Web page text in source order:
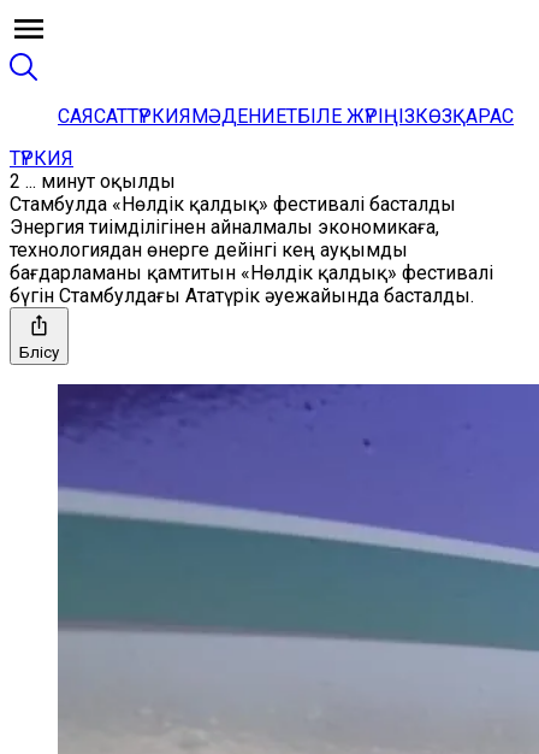
САЯСАТТҮРКИЯМӘДЕНИЕТБІЛЕ ЖҮРІҢІЗКӨЗҚАРАС
ТҮРКИЯ
2 ... минут оқылды
Стамбулда «Нөлдік қалдық» фестивалі басталды
Энергия тиімділігінен айналмалы экономикаға,
технологиядан өнерге дейінгі кең ауқымды
бағдарламаны қамтитын «Нөлдік қалдық» фестивалі
бүгін Стамбулдағы Ататүрік әуежайында басталды.
Бөлісу